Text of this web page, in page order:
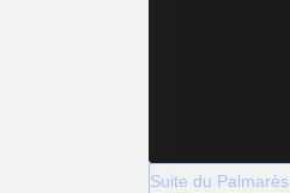
Suite du Palmarès